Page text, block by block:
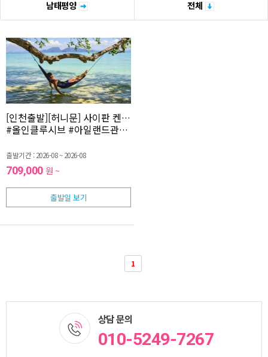
남태평양 전체
[인천출발][허니문] 사이판 켄싱턴 프리미어디럭스 3박5일 <전
#올인클루시브 #아일랜드관광 #인피니티풀 #오픈카24시간대
출발기간 : 2026-08 ~ 2026-08
709,000 원 ~
출발일 보기
1
상담 문의
010-5249-7267